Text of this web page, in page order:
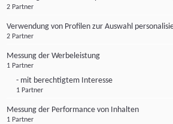
2 Partner
Verwendung von Profilen zur Auswahl
2 Partner
Messung der Werbeleistung
1 Partner
- mit berechtigtem Interesse
1 Partner
Messung der Performance von Inhalten
1 Partner